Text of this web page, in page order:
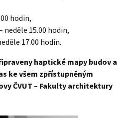
hodin,
neděle 15.00 hodin,
17.00 hodin.
haptické mapy budov a
ke všem zpřístupněným
ČVUT – Fakulty architektury